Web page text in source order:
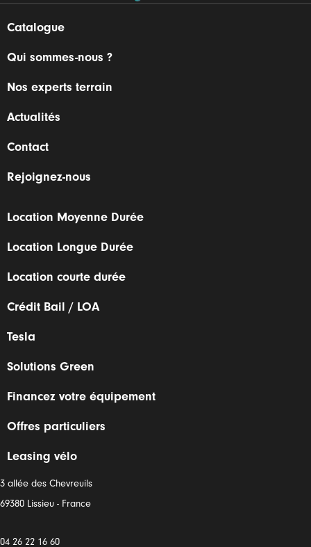
Catalogue
Qui sommes-nous ?
Nos experts terrain
Actualités
Contact
Rejoignez-nous
Location Moyenne Durée
Location Longue Durée
Location courte durée
Crédit Bail / LOA
Tesla
Solutions Green
Financez votre équipement
Offres particuliers
Leasing vélo
3 allée des Chevreuils
69380 Lissieu - France
04 26 22 16 60